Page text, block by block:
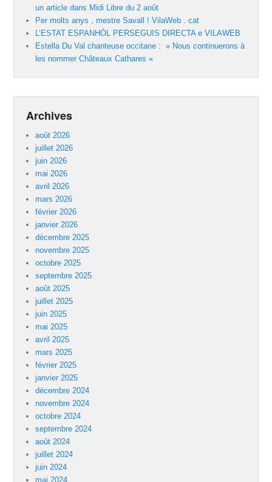
un article dans Midi Libre du 2 août
Per molts anys , mestre Savall ! VilaWeb . cat
L’ESTAT ESPANHÒL PERSEGUIS DIRECTA e VILAWEB
Estella Du Val chanteuse occitane : » Nous continuerons à
les nommer Châteaux Cathares «
Archives
août 2026
juillet 2026
juin 2026
mai 2026
avril 2026
mars 2026
février 2026
janvier 2026
décembre 2025
novembre 2025
octobre 2025
septembre 2025
août 2025
juillet 2025
juin 2025
mai 2025
avril 2025
mars 2025
février 2025
janvier 2025
décembre 2024
novembre 2024
octobre 2024
septembre 2024
août 2024
juillet 2024
juin 2024
mai 2024